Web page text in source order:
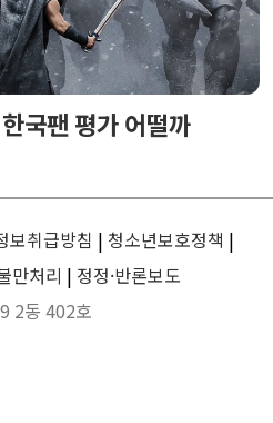
국팬 평가 어떨까
보취급방침 | 청소년보호정책 |
만처리 | 정정·반론보도
2동 402호